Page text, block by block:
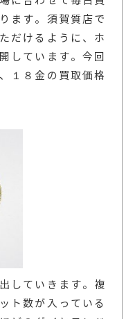
ます。須賀質店で
だけるように、ホ
しています。今回
１８金の買取価格
していきます。複
ト数が入っている